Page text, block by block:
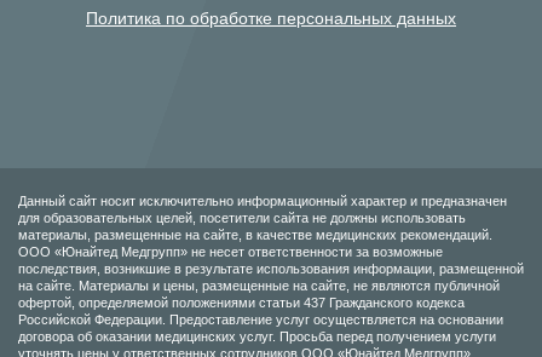
Политика по обработке персональных данных
Данный сайт носит исключительно информационный характер и предназначен
для образовательных целей, посетители сайта не должны использовать
материалы, размещенные на сайте, в качестве медицинских рекомендаций.
ООО «Юнайтед Медгрупп» не несет ответственности за возможные
последствия, возникшие в результате использования информации, размещенной
на сайте. Материалы и цены, размещенные на сайте, не являются публичной
офертой, определяемой положениями статьи 437 Гражданского кодекса
Российской Федерации. Предоставление услуг осуществляется на основании
договора об оказании медицинских услуг. Просьба перед получением услуги
уточнять цены у ответственных сотрудников ООО «Юнайтед Медгрупп».